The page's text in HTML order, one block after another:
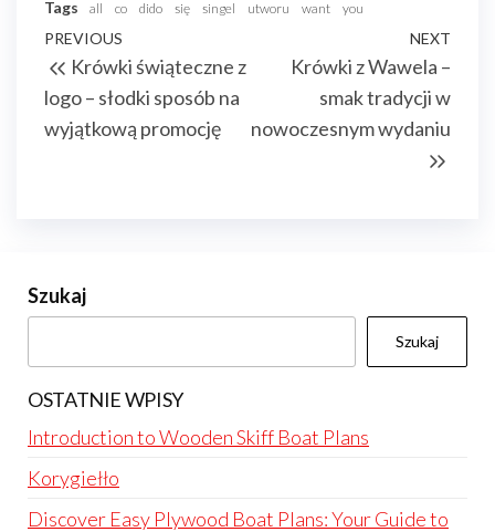
Tags all co dido się singel utworu want you
Nawigacja
wpisu
Previous
Post
PREVIOUS
Krówki świąteczne z
logo – słodki sposób na
wyjątkową promocję
NEXT
Krówki z Wawela –
smak tradycji w
nowoczesnym wydaniu
Szukaj
Szukaj
OSTATNIE WPISY
Introduction to Wooden Skiff Boat Plans
Korygiełło
Discover Easy Plywood Boat Plans: Your Guide to